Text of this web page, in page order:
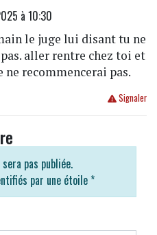
à 10:30
le juge lui disant tu ne
aller rentre chez toi et
ne recommencerai pas.
Signaler
pas publiée.
par une étoile *